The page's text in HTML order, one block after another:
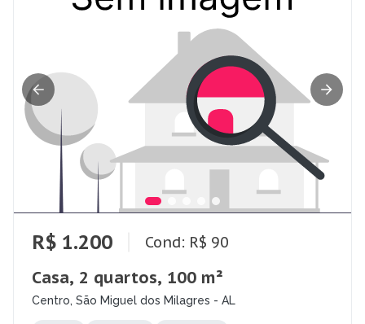
R$ 1.200 Cond: R$ 90
Casa, 2 quartos, 100 m²
Centro, São Miguel dos Milagres - AL